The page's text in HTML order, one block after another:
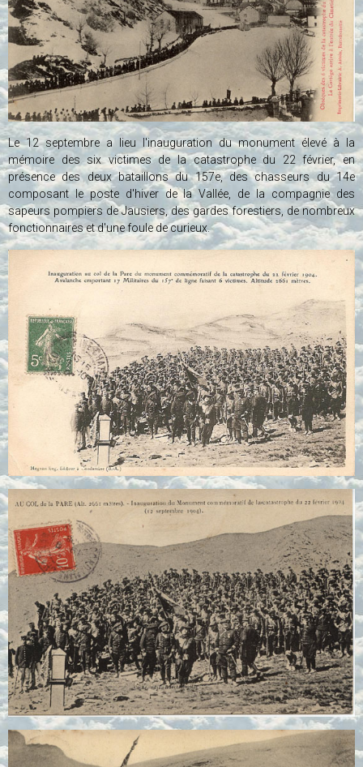
Le 12 septembre a lieu l'inauguration du monument élevé à la
mémoire des six victimes de la catastrophe du 22 février, en
présence des deux bataillons du 157e, des chasseurs du 14e
composant le poste d'hiver de la Vallée, de la compagnie des
sapeurs pompiers de Jausiers, des gardes forestiers, de nombreux
fonctionnaires et d'une foule de curieux.